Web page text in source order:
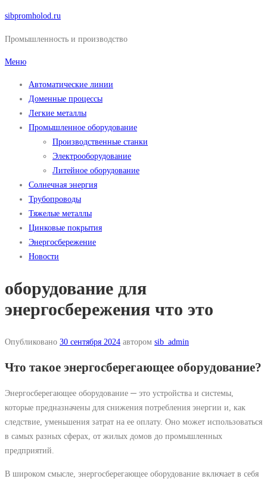
Перейти
содержимому
sibpromholod.ru
Промышленность и производство
Меню
Автоматические линии
Доменные процессы
Легкие металлы
Промышленное оборудование
Производственные станки
Электрооборудование
Литейное оборудование
Солнечная энергия
Трубопроводы
Тяжелые металлы
Цинковые покрытия
Энергосбережение
Новости
оборудование для
энергосбережения что это
Опубликовано 30 сентября 2024 автором sib_admin
Что такое энергосберегающее оборудование?
Энергосберегающее оборудование ─ это устройства и системы,
которые предназначены для снижения потребления энергии и, как
следствие, уменьшения затрат на ее оплату. Оно может использоваться
в самых разных сферах, от жилых домов до промышленных
предприятий.
В широком смысле, энергосберегающее оборудование включает в себя